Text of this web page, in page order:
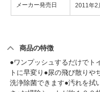
メーカー発売日 2011年2
商品の特徴
●ワンプッシュするだけでト
トに早変り●尿の飛び散りや
洗浄除菌できます●汚れを拭